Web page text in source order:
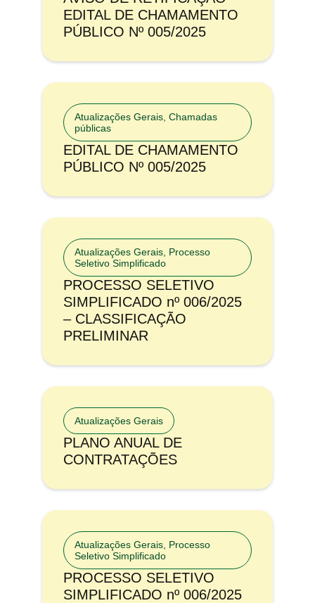
EDITAL DE CHAMAMENTO
PÚBLICO Nº 005/2025
Atualizações Gerais Chamadas
públicas
EDITAL DE CHAMAMENTO
PÚBLICO Nº 005/2025
Atualizações Gerais Processo
Seletivo Simplificado
PROCESSO SELETIVO
SIMPLIFICADO nº 006/2025
– CLASSIFICAÇÃO
PRELIMINAR
Atualizações Gerais
PLANO ANUAL DE
CONTRATAÇÕES
Atualizações Gerais Processo
Seletivo Simplificado
PROCESSO SELETIVO
SIMPLIFICADO nº 006/2025